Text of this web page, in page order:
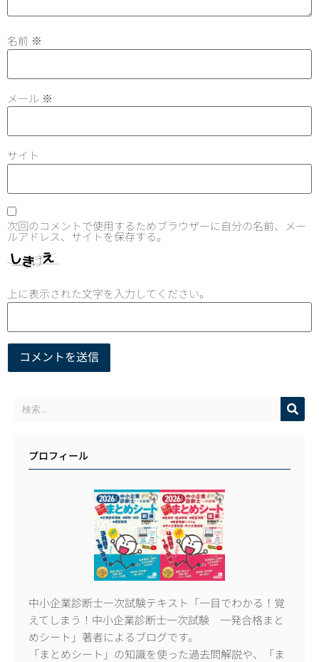
名前 ※
メール ※
サイト
次回のコメントで使用するためブラウザーに自分の名前、メー
ルアドレス、サイトを保存する。
上に表示された文字を入力してください。
プロフィール
中小企業診断士一次試験テキスト「一目でわかる！覚
えてしまう！中小企業診断士一次試験 一発合格まと
めシート」著者によるブログです。
「まとめシート」の知識を使った過去問解説や、「ま